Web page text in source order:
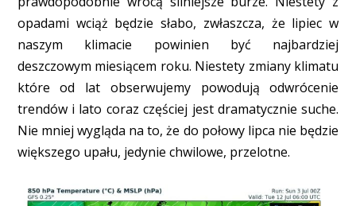
opadami wciąż będzie słabo, zwłaszcza, że lipiec w
naszym klimacie powinien być najbardziej
deszczowym miesiącem roku. Niestety zmiany klimatu
które od lat obserwujemy powodują odwrócenie
trendów i lato coraz częściej jest dramatycznie suche.
Nie mniej wygląda na to, że do połowy lipca nie będzie
większego upału, jedynie chwilowe, przelotne.